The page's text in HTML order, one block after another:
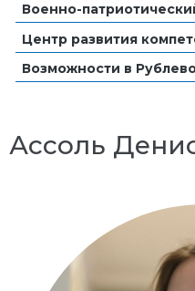
Военно-
Центр развития
Возможности в
Ассоль